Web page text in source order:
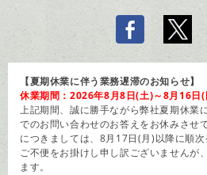
【夏期休業に伴う業務遅滞のお知らせ】
休業期間：2026年8月8日(土)～8月16日(
上記期間、誠に勝手ながら弊社夏期休業
でのお問い合わせのお答えをお休みさせ
につきましては、8月17日(月)以降に順次
ご不便をお掛けし申し訳ございませんが
ます。